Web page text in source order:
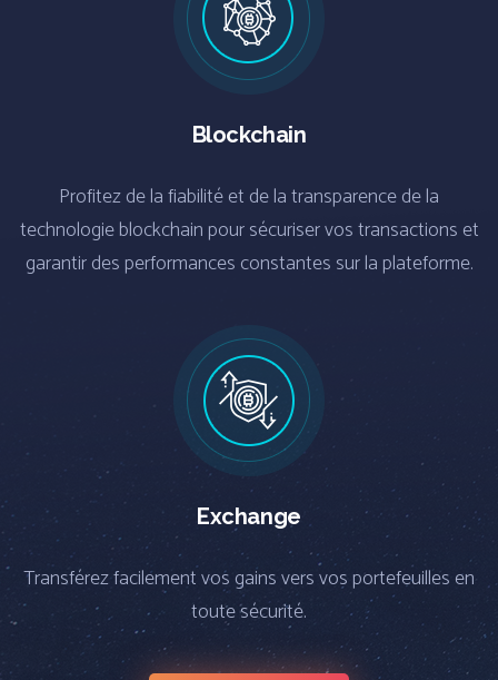
Blockchain
Profitez de la fiabilité et de la transparence de la
technologie blockchain pour sécuriser vos transactions et
garantir des performances constantes sur la plateforme.
Exchange
Transférez facilement vos gains vers vos portefeuilles en
toute sécurité.